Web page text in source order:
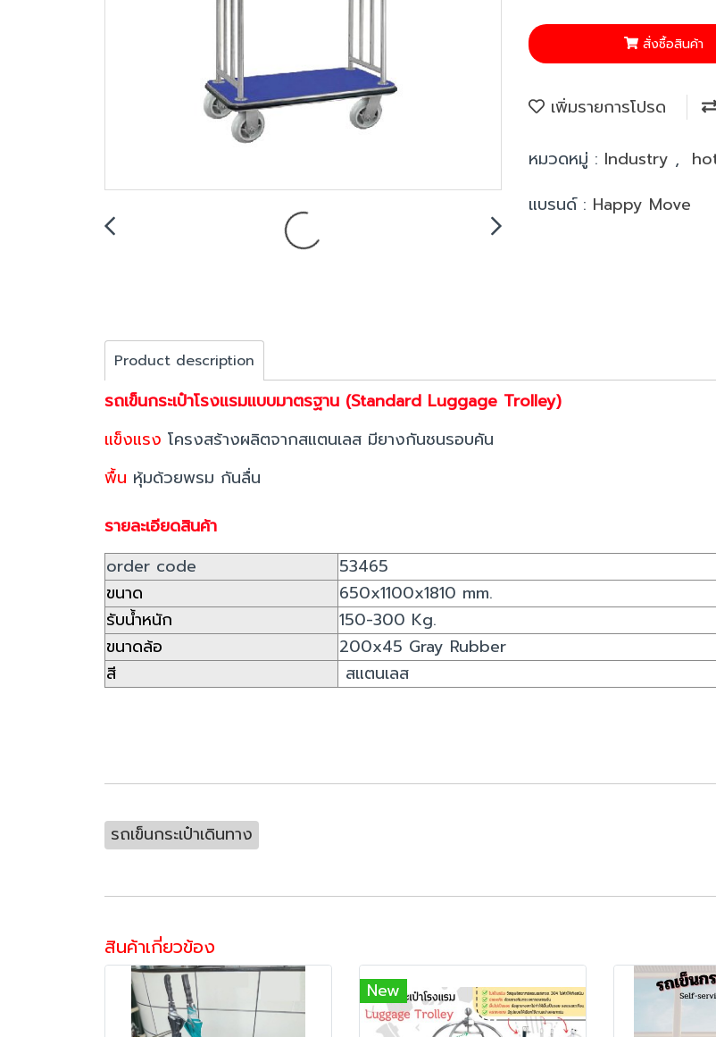
สั่งซื้อสินค้า
เพิ่มรายการโปรด
หมวดหมู่ : Industry ,
แบรนด์ : Happy Move
Product description
รถเข็นกระเป๋าโรงแรมแบบมาตรฐาน (Standard Luggage Trolley)
แข็งแรง โครงสร้างผลิตจากสแตนเลส มียางกันชนรอบคัน
พื้น หุ้มด้วยพรม กันลื่น
รายละเอียดสินค้า
order code
53465
ขนาด
650x1100x1810 mm.
รับน้ำหนัก
150-300 Kg.
ขนาดล้อ
200x45 Gray Rubber
สี
สแตนเลส
รถเข็นกระเป๋าเดินทาง
สินค้าเกี่ยวข้อง
New